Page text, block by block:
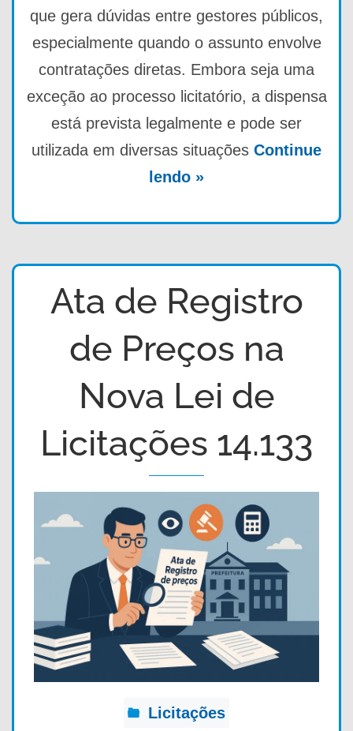
que gera dúvidas entre gestores públicos,
especialmente quando o assunto envolve
contratações diretas. Embora seja uma
exceção ao processo licitatório, a dispensa
está prevista legalmente e pode ser
utilizada em diversas situações Continue
lendo »
Ata de Registro
de Preços na
Nova Lei de
Licitações 14.133
Licitações